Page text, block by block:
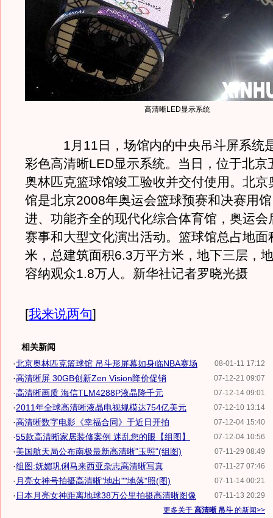
高清晰LED显示系统
1月11日，场馆内的中央吊斗屏系统
彩色高清晰LED显示系统。当日，位于北京
奥林匹克篮球馆竣工验收并交付使用。北京
馆是北京2008年奥运会篮球预赛和决赛用
进、功能齐全的现代化综合体育馆，奥运会
赛事和大型文化演出活动。篮球馆总占地面
米，总建筑面积6.3万平方米，地下三层，
容纳观众1.8万人。新华社记者罗晓光摄
[我来说两句]
相关新闻
08-01-11 17:12
·北京奥林匹克篮球馆 吊斗形屏幕如身临NBA赛场
07-12-21 09:07
·高清晰屏 30GB创新Zen Vision降价促销
07-12-14 09:01
·高清晰画质 海信TLM4288P液晶降千元
07-12-10 13:14
·2011年全球高清晰液晶电视规模达754亿美元
07-12-04 15:40
·高清晰数字电影《幸福合同》于近日开拍
07-12-04 10:56
·55款高清晰家居装修案例 迷乱您的眼【组图】
07-11-29 08:49
·美国航天局公布南极最新高清晰"玉照"(组图)
07-11-27 07:46
·组图:妩媚巩俐马来西亚杂志高清晰写真
07-11-14 00:21
· 月亮女神号拍摄高清晰"地出""地落"照(图)
07-11-13 20:29
· 日本月亮女神距离地球38万公里拍摄高清晰图像
更多关于 高清晰 吊斗 的新闻>>